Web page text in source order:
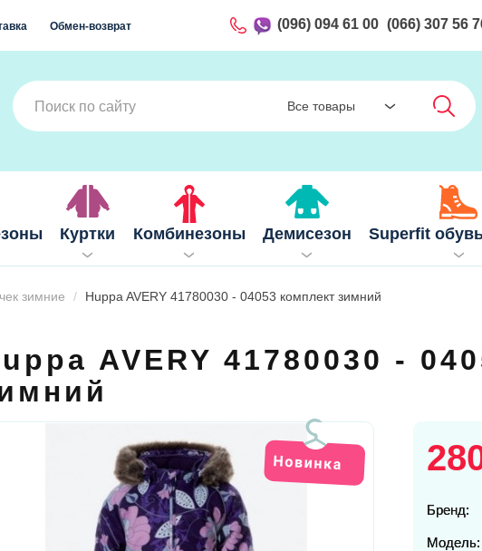
Обмен-возврат (096) 094 61 00 (066) 307 56
Все товары
Куртки Комбинезоны Демисезон Superfit
зимние Huppa AVERY 41780030 - 04053 комплект зимний
AVERY 41780030 -
Бренд:
Модель: